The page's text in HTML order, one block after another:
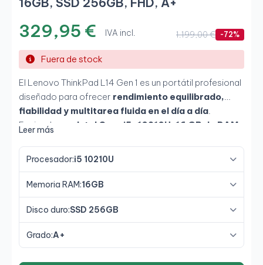
329,95 € IVA incl. 1.199,00 € -72%
Fuera de stock
El Lenovo ThinkPad L14 Gen 1 es un portátil profesional
diseñado para ofrecer rendimiento equilibrado,
fiabilidad y multitarea fluida en el día a día.
Equipado con Intel Core i5-10210U, 16 GB de RAM
entornos exigentes, mientras que su
confortable.
Leer más
Procesador:i5 10210U
Memoria RAM:16GB
Disco duro:SSD 256GB
Grado:A+